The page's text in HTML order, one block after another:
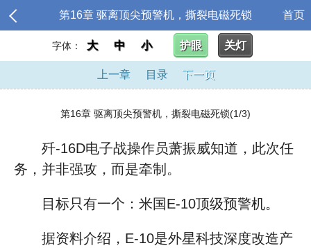
第16章 驱离顶尖预警机，撕裂电磁死锁 首页
字体： 大 中 小 护眼 关灯
上一章 目录 下一页
第16章 驱离顶尖预警机，撕裂电磁死锁(1/3)
歼-16D电子战操作员萧振威知道，此次任
务，并非强攻，而是牵制。
目标只有一个：米国E-10顶级预警机。
据资料介绍，E-10是外星科技深度改造产